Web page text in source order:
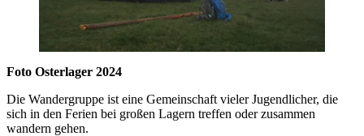
Foto Osterlager 2024
Die Wandergruppe ist eine Gemeinschaft vieler Jugendlicher, die
sich in den Ferien bei großen Lagern treffen oder zusammen
wandern gehen.